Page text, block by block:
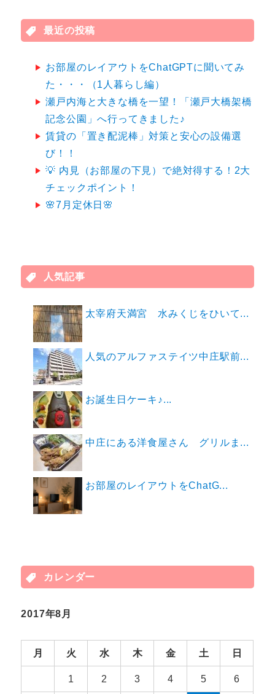
最近の投稿
お部屋のレイアウトをChatGPTに聞いてみ
た・・・（1人暮らし編）
瀬戸内海と大きな橋を一望！「瀬戸大橋架橋
記念公園」へ行ってきました♪
賃貸の「置き配泥棒」対策と安心の設備選
び！！
💡 内見（お部屋の下見）で絶対得する！2大
チェックポイント！
🌸7月定休日🌸
人気記事
太宰府天満宮 水みくじをひいて...
人気のアルファステイツ中庄駅前...
お誕生日ケーキ♪...
中庄にある洋食屋さん グリルま...
お部屋のレイアウトをChatG...
カレンダー
2017年8月
月 火 水 木 金 土 日
1 2 3 4 5 6